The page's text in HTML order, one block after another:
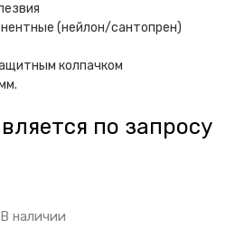
(нейлон/сантопрен)
колпачком
по запросу
В наличии